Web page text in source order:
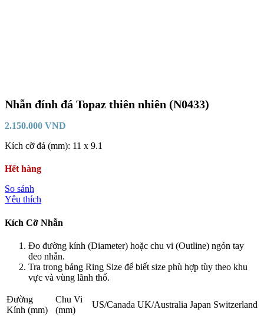
Nhẫn đính đá Topaz thiên nhiên (N0433)
2.150.000 VND
Kích cỡ đá (mm): 11 x 9.1
Hết hàng
So sánh
Yêu thích
Kích Cỡ Nhẫn
Đo đường kính (Diameter) hoặc chu vi (Outline) ngón tay
đeo nhẫn.
Tra trong bảng Ring Size để biết size phù hợp tùy theo khu
vực và vùng lãnh thổ.
Đường
Kính (mm)
Chu Vi
(mm)
US/Canada UK/Australia Japan Switzerland